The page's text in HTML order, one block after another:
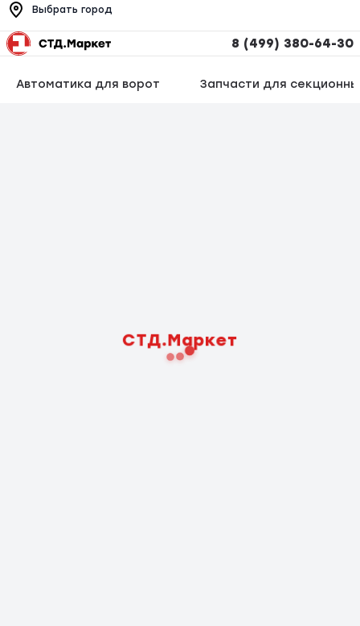
Выбрать город
8 (499) 380-64-30
Автоматика для ворот Запчасти для
СТД.Маркет